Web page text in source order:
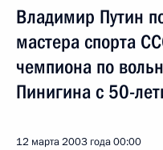
Владимир Путин
мастера спорта
чемпиона по
Пинигина с 50-
12 марта 2003 года00:00